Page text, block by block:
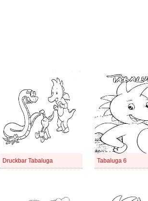
Druckbar Tabaluga Tabaluga 6